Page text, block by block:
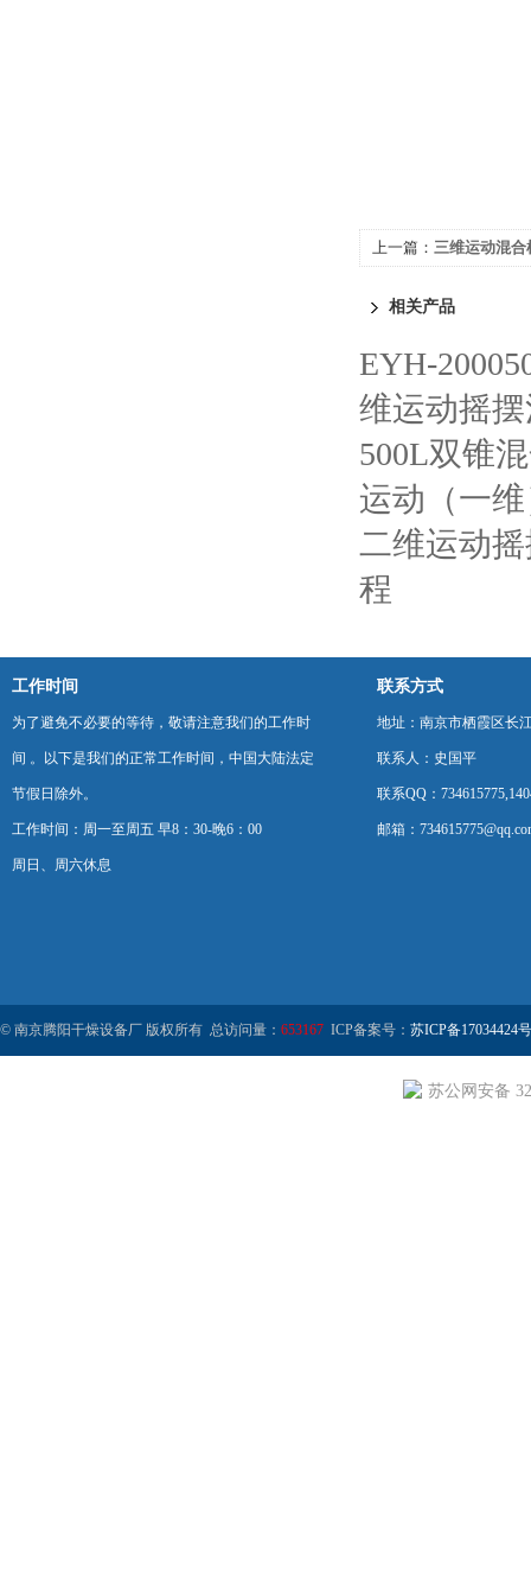
上一篇： 三维运动混合
相关产品
EYH-
维运动摇
500L双锥
运动（一
二维运动
程
工作时间
为了避免不必要的等待，敬请注意我们的工作时
间 。以下是我们的正常工作时间，中国大陆法定
节假日除外。
工作时间：周一至周五 早8：30-晚6：00
周日、周六休息
联系方式
地址：南京市栖霞区长
联系人：史国平
联系QQ：
邮箱：
© 南京腾阳干燥设备厂 版权所有 总访问量： 653167 ICP备案号： 苏ICP备17034424
苏公网安备